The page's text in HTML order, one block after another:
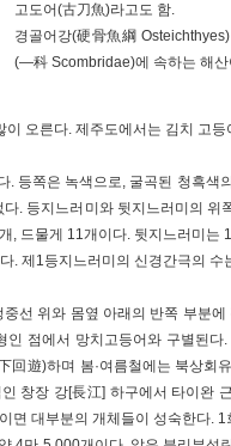
고도어(古刀魚)라고도 함.
경골어강(硬骨魚綱
(―科 Scombridae)에 속하는 해산
오른다. 제주도에서는 김치 고
. 등쪽은 녹색으로, 굴곡된 청흑색
. 등지느러미와 뒷지느러미의 위
, 드물게 11개이다. 뒷지느러미는
. 제1등지느러미의 신경간극의 수
선 위와 몸옆 아래의 반쪽 부분
인 점에서 망치고등어와 구별된
回遊)하며 봄·여름철에는 북상회
창장 강[長江] 하구에서 타이완
면 대부분의 개체들이 성숙한다.